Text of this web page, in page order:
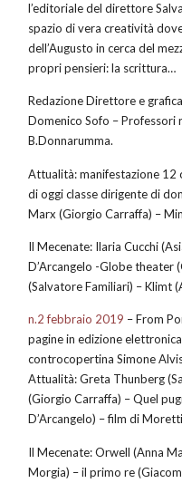
l’editoriale del direttore
spazio di vera creatività
dell’Augusto in cerca del
propri pensieri: la scrittura…
Redazione Direttore e
Domenico Sofo – Professori
B.Donnarumma.
Attualità: manifestazione 12
di oggi classe dirigente di
Marx (Giorgio Carraffa) –
Il Mecenate: Ilaria Cucchi
D’Arcangelo -Globe theater
(Salvatore Familiari) – Klimt
n.2 febbraio 2019 – From
pagine in edizione
controcopertina Simone
Attualità: Greta Thunberg
(Giorgio Carraffa) – Quel
D’Arcangelo) – film di
Il Mecenate: Orwell (Anna
Morgia) – il primo re